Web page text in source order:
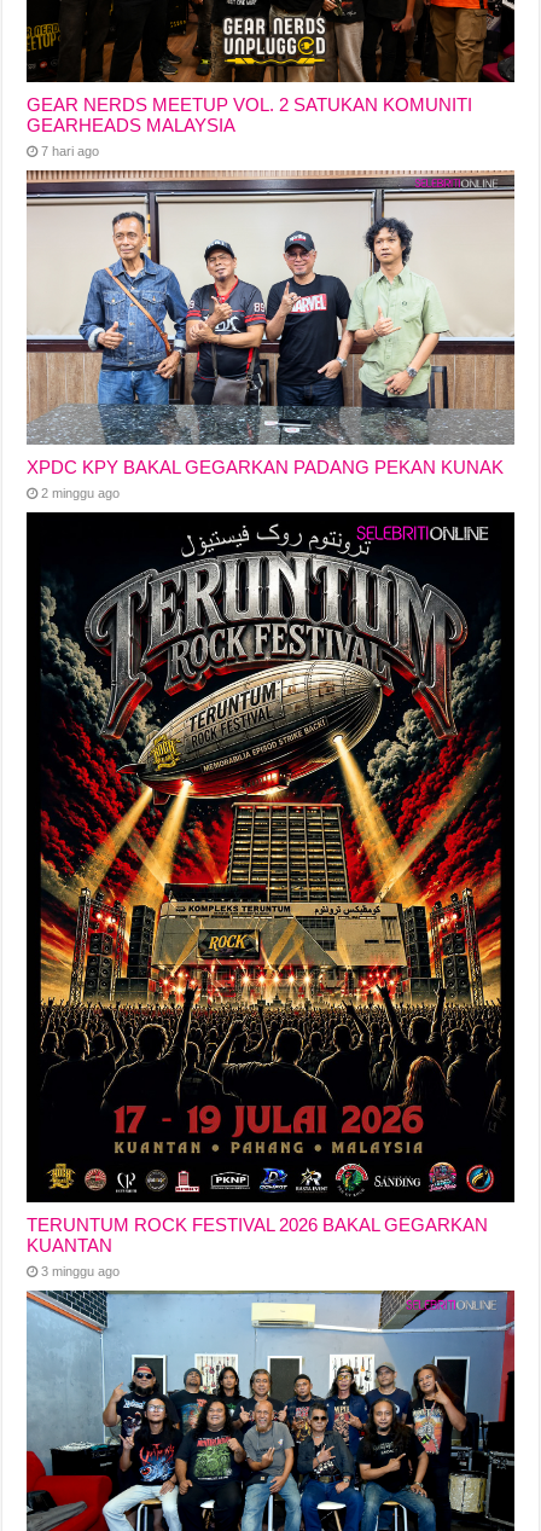
GEAR NERDS MEETUP VOL. 2 SATUKAN KOMUNITI
GEARHEADS MALAYSIA
7 hari ago
XPDC KPY BAKAL GEGARKAN PADANG PEKAN KUNAK
2 minggu ago
TERUNTUM ROCK FESTIVAL 2026 BAKAL GEGARKAN
KUANTAN
3 minggu ago